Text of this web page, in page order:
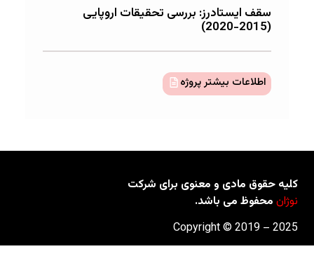
سقف ایستادرز: بررسی تحقیقات اروپایی
(2015-2020)
اطلاعات بیشتر پروژه
کلیه حقوق مادی و معنوی برای شرکت
نوژان محفوظ می باشد.
2025 – Copyright © 2019